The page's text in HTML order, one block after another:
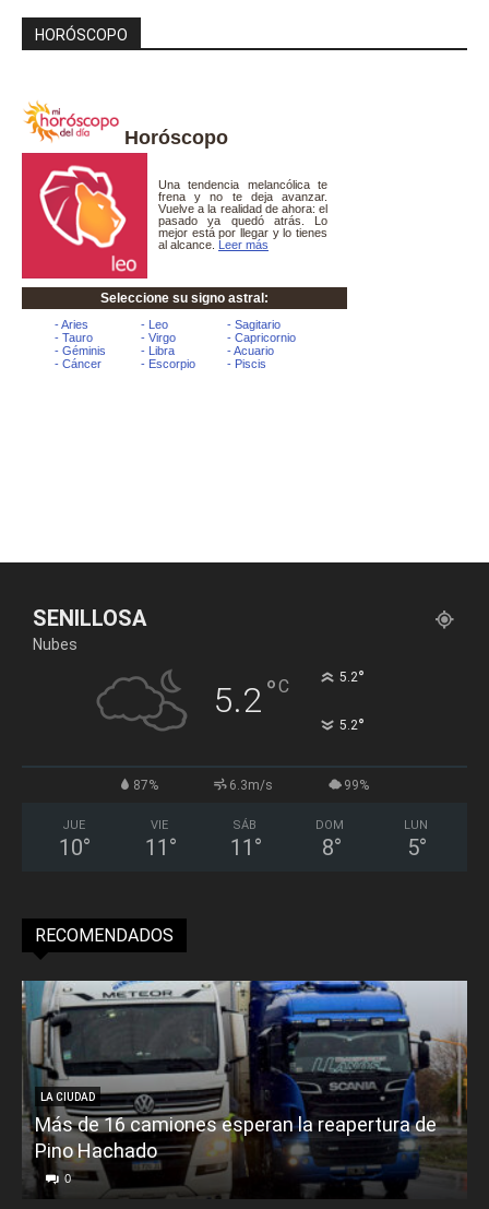
HORÓSCOPO
Horóscopo
SENILLOSA
Nubes
5.2°C 5.2°
5.2°
87% 6.3m/s 99%
JUE
10°
VIE
11 °
SÁB
11 °
DOM
8°
LUN
5°
RECOMENDADOS
LA CIUDAD
Más de 16 camiones esperan la reapertura de
Pino Hachado
0